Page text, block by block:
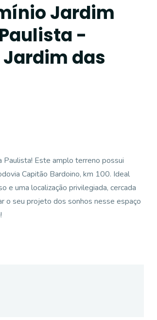
Jardim
-
das
Este amplo terreno possui
Capitão Bardoino, km 100. Ideal
e uma localização privilegiada, cercada
o seu projeto dos sonhos nesse espaço